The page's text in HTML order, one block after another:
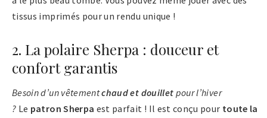
tissus imprimés pour un rendu unique !
2. La polaire Sherpa : douceur et
confort garantis
Besoin d’un vêtementchaud et douillet pour l’hiver
? Le patron Sherpa est parfait ! Il est conçu pour toute la